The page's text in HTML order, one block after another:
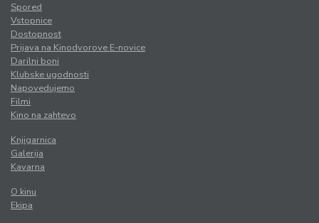
Spored
Vstopnice
Dostopnost
Prijava na Kinodvorove E-novice
Darilni boni
Klubske ugodnosti
Napovedujemo
Filmi
Kino na zahtevo
Knjigarnica
Galerija
Kavarna
O kinu
Ekipa